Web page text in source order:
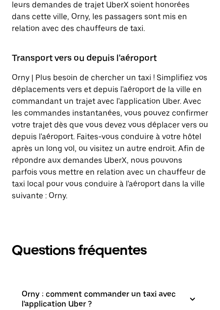
leurs demandes de trajet UberX soient honorées
dans cette ville, Orny, les passagers sont mis en
relation avec des chauffeurs de taxi.
Transport vers ou depuis l'aéroport
Orny | Plus besoin de chercher un taxi ! Simplifiez vos
déplacements vers et depuis l'aéroport de la ville en
commandant un trajet avec l'application Uber. Avec
les commandes instantanées, vous pouvez confirmer
votre trajet dès que vous devez vous déplacer vers ou
depuis l'aéroport. Faites-vous conduire à votre hôtel
après un long vol, ou visitez un autre endroit. Afin de
répondre aux demandes UberX, nous pouvons
parfois vous mettre en relation avec un chauffeur de
taxi local pour vous conduire à l'aéroport dans la ville
suivante : Orny.
Questions fréquentes
Orny : comment commander un taxi avec
l'application Uber ?